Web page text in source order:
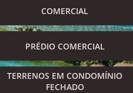
COMERCIAL
PRÉDIO COMERCIAL
TERRENOS EM CONDOMÍNIO
FECHADO